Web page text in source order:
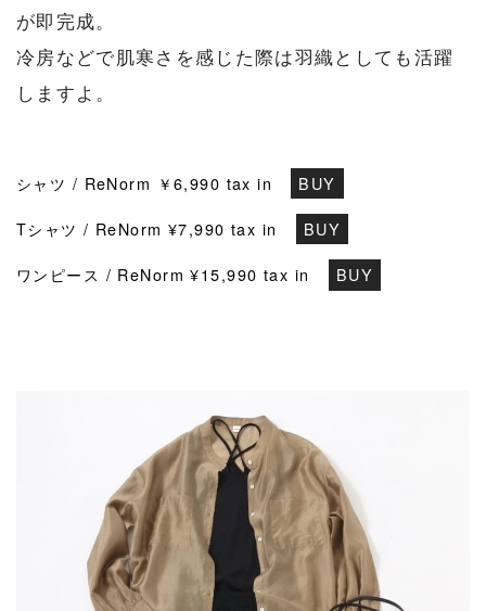
が即完成。
冷房などで肌寒さを感じた際は羽織としても活躍
しますよ。
シャツ / ReNorm ￥6,990 tax in BUY
Tシャツ / ReNorm ¥7,990 tax in BUY
ワンピース / ReNorm ¥15,990 tax in BUY